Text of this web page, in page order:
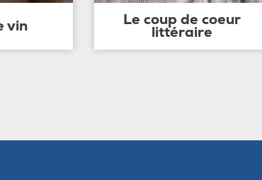
vin Le coup de coeur
littéraire